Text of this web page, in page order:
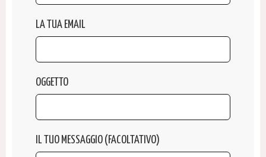
LA TUA EMAIL
OGGETTO
IL TUO MESSAGGIO (FACOLTATIVO)